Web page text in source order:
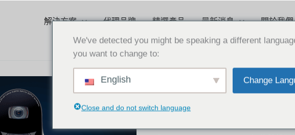
解決方案 代理品牌 精選產品 最新消息 關於我們
[新聞] 大型會議室必備 hp poly
會
必
STUDIO
We've detected you might be speaking a different
you want to change to:
English Change
Close and do not switch language